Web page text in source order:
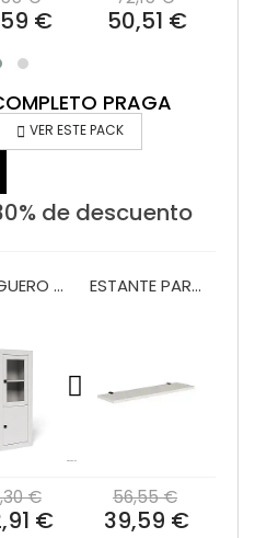
€ 50,51 €
PRAGA
 VER ESTE PACK
de descuento
BODEGUERO 60 CM MOD.PRAGA
€
€
ESTANTE PARED 120 PRAGA/BALI
56,55 €
39,59 €